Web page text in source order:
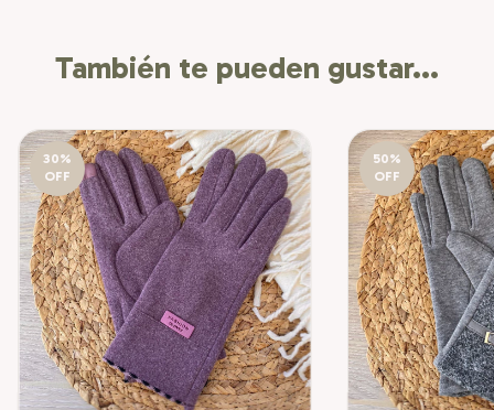
También te pueden gustar...
30%
OFF
50%
OFF